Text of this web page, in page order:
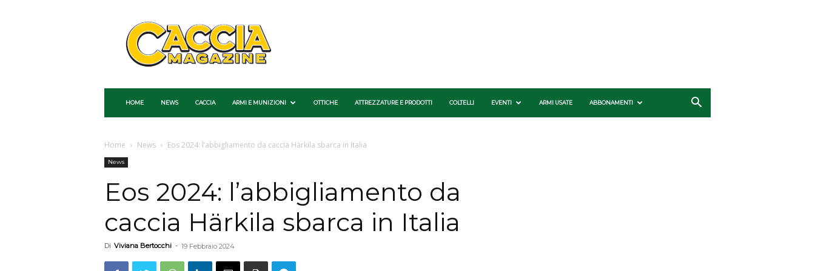
Caccia
Magazine
HOME NEWS CACCIA ARMI E MUNIZIONI OTTICHE ATTREZZATURE E PRODOTTI COLTELLI EVENTI ARMI USATE ABBONAMENTI
Home News Eos 2024: l’abbigliamento da caccia Härkila sbarca in Italia
News
Eos 2024: l’abbigliamento da
caccia Härkila sbarca in Italia
Di Viviana Bertocchi - 19 Febbraio 2024